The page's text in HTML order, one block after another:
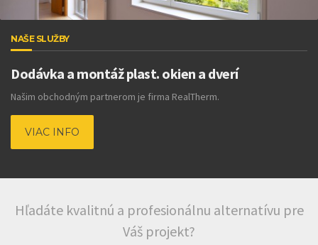
NAŠE SLUŽBY
Dodávka a montáž plast. okien a dverí
Našim obchodným partnerom je firma RealTherm.
VIAC INFO
Hľadáte kvalitnú a profesionálnu alternatívu pre
Váš projekt?